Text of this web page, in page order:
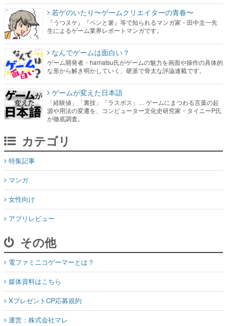
若ゲのいたり〜ゲームクリエイターの青春〜
『うつヌケ』『ペンと箸』等で知られるマンガ家・田中圭一先
生によるゲーム業界レポートマンガです。
なんでゲームは面白い？
ゲーム開発者・hamatsu氏がゲームの魅力を画面や操作の具体的
な形から解き明かしていく、硬派で骨太な評論連載です。
ゲームが変えた日本語
「経験値」「裏技」「ラスボス」… ゲームにまつわる言葉の起
源や用法の変遷を、コンピューター文化史研究家・タイニーP氏
が徹底調査。
カテゴリ
特集記事
マンガ
女性向け
アプリレビュー
その他
電ファミニコゲーマーとは？
媒体資料はこちら
XプレゼントCP応募規約
運営：株式会社マレ